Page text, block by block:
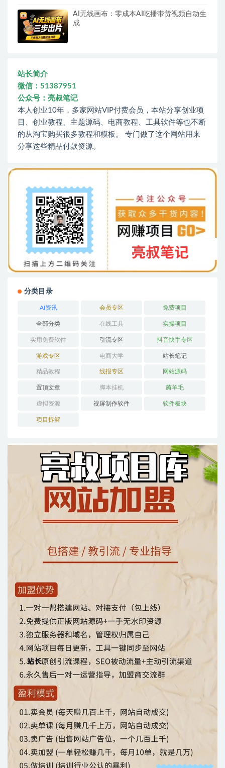
AI无线画布：零成本AI吃播带货视频自动生
成
站长简介
微信：51387951
公众号：亮叔笔记
本人创业10年，多家网站VIP付费会员，本站分享创业项
目、创业教程、主题源码、电商教程、工具软件等也不断
的从淘宝购买很多教程和模板。 专门做了这个网站用来
分享这些精品付款资源。
分类目录
AI资讯 会员专区 免费项目
全部分类 在线工具 实操项目
实用免费软件 引流专区 抖音快手专区
游戏专区 电商大学 站长笔记
精品教程 线报专区 网站源码
置顶文章 脚本挂机 薅羊毛
虚拟资源 视屏制作软件 软件板块
项目拆解